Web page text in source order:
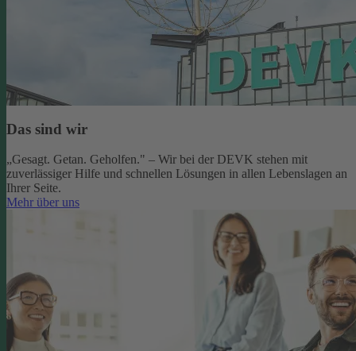
Das sind wir
„Gesagt. Getan. Geholfen." – Wir bei der DEVK stehen mit
zuverlässiger Hilfe und schnellen Lösungen in allen Lebenslagen an
Ihrer Seite.
Mehr über uns